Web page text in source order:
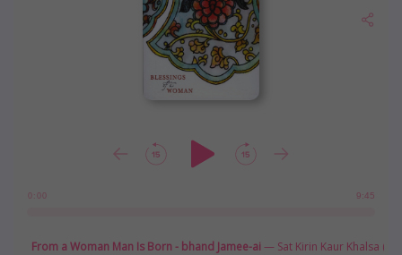
0:00 9:45
From a Woman Man Is Born - bhand Jamee-ai— Sat Kirin Kaur Khalsa